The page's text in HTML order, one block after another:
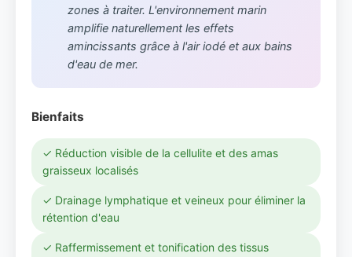
zones à traiter. L'environnement marin
amplifie naturellement les effets
amincissants grâce à l'air iodé et aux bains
d'eau de mer.
Bienfaits
✓ Réduction visible de la cellulite et des amas
graisseux localisés
✓ Drainage lymphatique et veineux pour éliminer la
rétention d'eau
✓ Raffermissement et tonification des tissus